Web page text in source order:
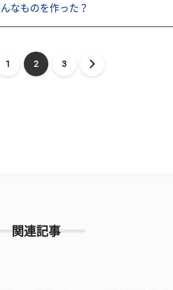
なものを作った？
1 2 3
関連記事